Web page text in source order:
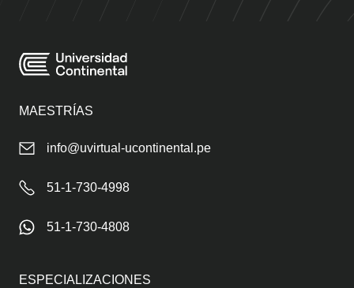
MAESTRÍAS
info@uvirtual-ucontinental.pe
51-1-730-4998
51-1-730-4808
ESPECIALIZACIONES